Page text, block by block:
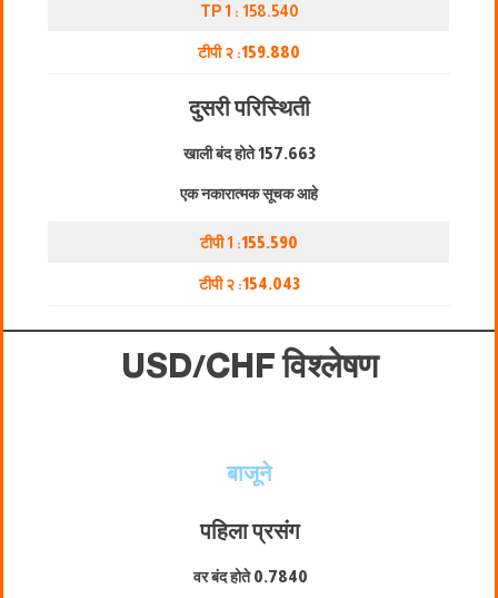
TP 1 : 158.540
टीपी २ :159.880
दुसरी परिस्थिती
खाली बंद होते157.663
एक नकारात्मक सूचक आहे
टीपी 1 :155.590
टीपी २ :154.043
USD/CHF विश्लेषण
बाजूने
पहिला प्रसंग
वर बंद होते0.7840